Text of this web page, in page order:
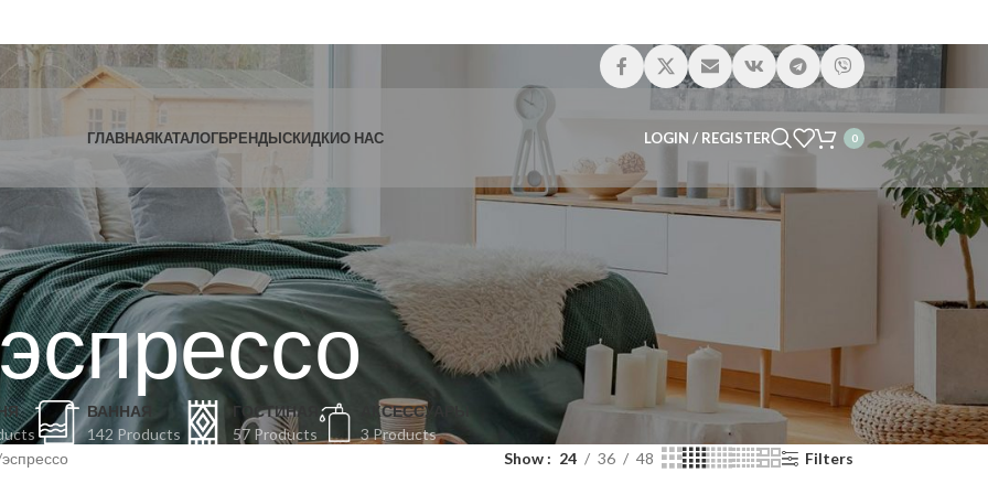
ГЛАВНАЯКАТАЛОГБРЕНДЫСКИДКИО НАС LOGIN / REGISTER 0
ВАННАЯ
142 Products
ГОСТИНАЯ
57 Products
АКСЕССУАРЫ
3 Products
эспрессо Show 24 36 48 Filters